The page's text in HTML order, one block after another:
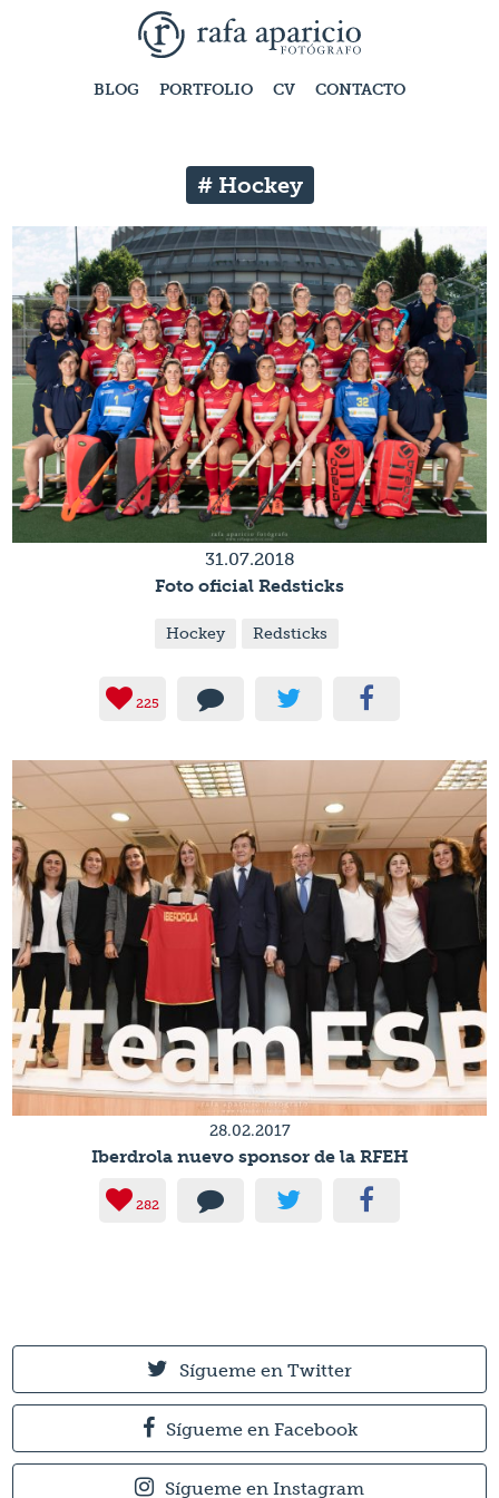
BLOG PORTFOLIO CV CONTACTO
# Hockey
31.07.2018
Foto oficial Redsticks
Hockey Redsticks
225
28.02.2017
Iberdrola nuevo sponsor de la RFEH
282
Sígueme en Twitter
Sígueme en Facebook
Sígueme en Instagram